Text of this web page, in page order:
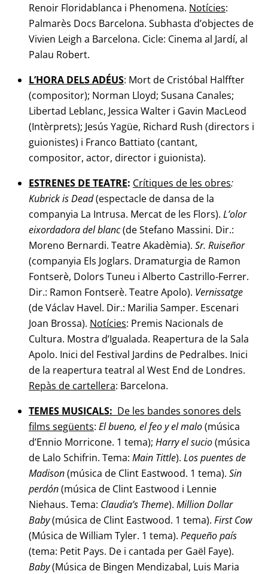
Renoir Floridablanca i Phenomena. Notícies:
Palmarès Docs Barcelona. Subhasta d’objectes de
Vivien Leigh a Barcelona. Cicle: Cinema al Jardí, al
Palau Robert.
L’HORA DELS ADÉUS: Mort de Cristóbal Halffter
(compositor); Norman Lloyd; Susana Canales;
Libertad Leblanc, Jessica Walter i Gavin MacLeod
(Intèrprets); Jesús Yagüe, Richard Rush (directors i
guionistes) i Franco Battiato (cantant,
compositor, actor, director i guionista).
ESTRENES DE TEATRE: Crítiques de les obres:
Kubrick is Dead(espectacle de dansa de la
companyia La Intrusa. Mercat de les Flors). L’olor
eixordadora del blanc(de Stefano Massini. Dir.:
Moreno Bernardi. Teatre Akadèmia). Sr. Ruiseñor
(companyia Els Joglars. Dramaturgia de Ramon
Fontserè, Dolors Tuneu i Alberto Castrillo-Ferrer.
Dir.: Ramon Fontserè. Teatre Apolo). Vernissatge
(de Václav Havel. Dir.: Marilia Samper. Escenari
Joan Brossa). Notícies: Premis Nacionals de
Cultura. Mostra d’Igualada. Reapertura de la Sala
Apolo. Inici del Festival Jardins de Pedralbes. Inici
de la reapertura teatral al West End de Londres.
Repàs de cartellera: Barcelona.
TEMES MUSICALS: De les bandes sonores dels
films següents: El bueno, el feo y elmalo(música
d’Ennio Morricone. 1 tema); Harry el sucio(música
de Lalo Schifrin. Tema: Main Tittle). Los puentes de
Madison(música de Clint Eastwood. 1 tema). Sin
perdón(música de Clint Eastwood i Lennie
Niehaus. Tema: Claudia’s Theme). MillionDollar
Baby(música de Clint Eastwood. 1 tema). First Cow
(Música de William Tyler. 1 tema). Pequeño país
(tema: Petit Pays. De i cantada per Gaël Faye).
Baby(Música de Bingen Mendizabal, Luis Maria